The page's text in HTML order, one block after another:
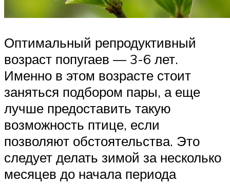
Оптимальный репродуктивный
возраст попугаев — 3-6 лет.
Именно в этом возрасте стоит
заняться подбором пары, а еще
лучше предоставить такую
возможность птице, если
позволяют обстоятельства. Это
следует делать зимой за несколько
месяцев до начала периода